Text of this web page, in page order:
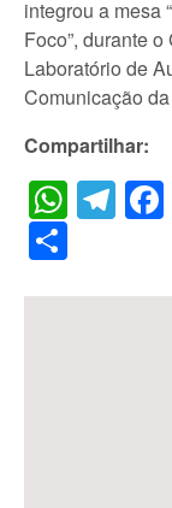
integrou a mesa
Foco”, durante
Laboratório de
Comunicação
Compartilhar: